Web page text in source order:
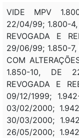
VIDE MPV
22/04/99; 1.800-
REVOGADA E
29/06/99; 1.850-
COM
1.850-10, DE
REVOGADA E
09/12/1999;
03/02/2000;
30/03/2000;
26/05/2000;